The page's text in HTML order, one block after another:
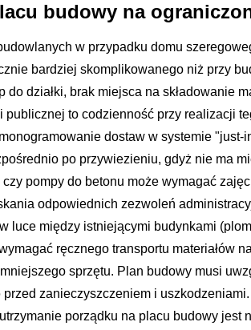
budowy na
w przypadku domu
bardziej skomplikowanego niż przy
do działki, brak miejsca na składowanie
publicznej to codzienność przy realizacji
dostaw w systemie "just-
po przywiezieniu, gdyż nie ma
pompy do betonu może wymagać
odpowiednich zezwoleń
luce między istniejącymi budynkami
ręcznego transportu materiałów
sprzętu. Plan budowy musi
zanieczyszczeniem i uszkodzeniami.
porządku na placu budowy jest